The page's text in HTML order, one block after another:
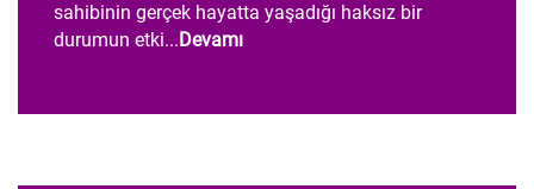
sahibinin gerçek hayatta yaşadığı haksız bir
durumun etki...Devamı